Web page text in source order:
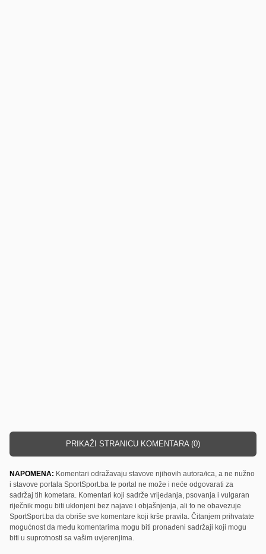
PRIKAŽI STRANICU KOMENTARA (0)
NAPOMENA: Komentari odražavaju stavove njihovih autora/ica, a ne nužno
i stavove portala SportSport.ba te portal ne može i neće odgovarati za
sadržaj tih kometara. Komentari koji sadrže vrijeđanja, psovanja i vulgaran
riječnik mogu biti uklonjeni bez najave i objašnjenja, ali to ne obavezuje
SportSport.ba da obriše sve komentare koji krše pravila. Čitanjem prihvatate
mogućnost da među komentarima mogu biti pronađeni sadržaji koji mogu
biti u suprotnosti sa vašim uvjerenjima.